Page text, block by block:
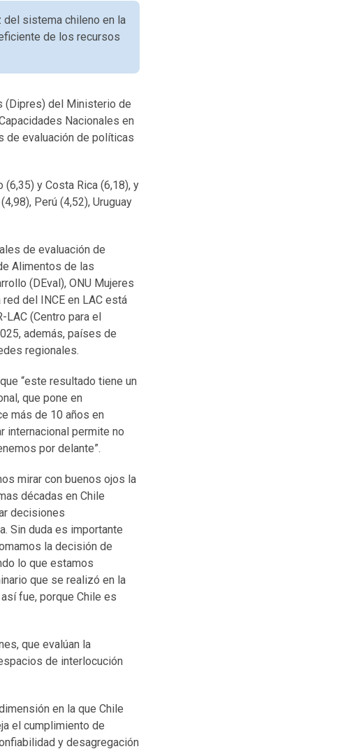
sistema chileno en la
de los recursos
(Dipres) del Ministerio de
Nacionales en
de evaluación de políticas
y Costa Rica (6,18), y
Perú (4,52), Uruguay
de evaluación de
Alimentos de las
(DEval), ONU Mujeres
del INCE en LAC está
(Centro para el
además, países de
regionales.
“este resultado tiene un
que pone en
más de 10 años en
internacional permite no
por delante”.
mirar con buenos ojos la
décadas en Chile
decisiones
Sin duda es importante
la decisión de
lo que estamos
que se realizó en la
fue, porque Chile es
que evalúan la
de interlocución
en la que Chile
el cumplimiento de
y desagregación